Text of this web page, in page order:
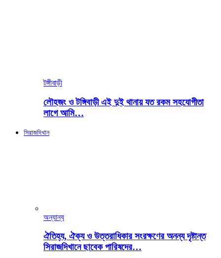
টঙ্গীবাড়ী
লৌহজং ও টঙ্গিবাড়ী এই দুই থানায় যত রকম সহযোগীতা
লাগে আমি…
সিরাজদিখান
অন্যান্য
ঐতিহ্য, ঐক্য ও উত্তরাধিকার সংরক্ষণের অনন্য দৃষ্টান্ত
সিরাজদিখানে ছাবেক পারিষদের…